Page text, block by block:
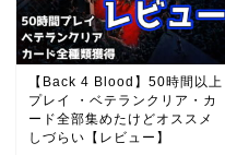
【Back 4 Blood】50時間以上
プレイ ・ベテランクリア・カ
ード全部集めたけどオススメ
しづらい【レビュー】